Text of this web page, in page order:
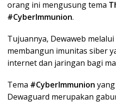
orang ini mengusung tema
#CyberImmunion.
Tujuannya, Dewaweb
membangun imunitas siber
internet dan jaringan bagi
Tema #CyberImmunion
Dewaguard merupakan